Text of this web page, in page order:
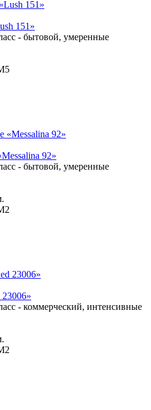
151»
- бытовой, умеренные
92»
- бытовой, умеренные
- коммерческий, интенсивные